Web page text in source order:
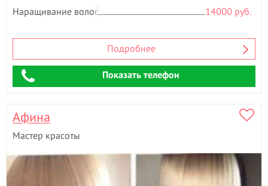
Наращивание волос 14000 руб.
Подробнее
Показать телефон
Афина
Мастер красоты